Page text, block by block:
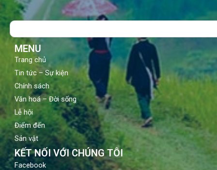
b
o
u
b
a
g
Search
MENU
Trang chủ
Tin tức – Sự kiện
Chính sách
Văn hoá – Đời sống
Lễ hội
Điểm đến
Sản vật
KẾT NỐI VỚI CHÚNG TÔI
Facebook